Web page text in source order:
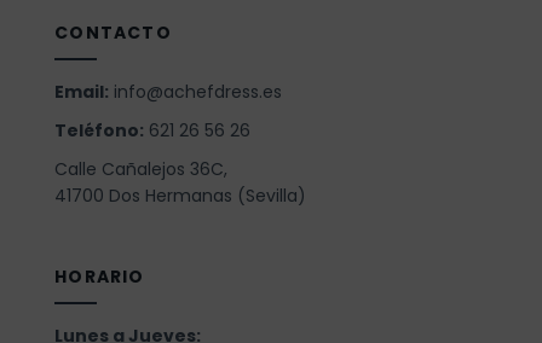
CONTACTO
Email: info@achefdress.es
Teléfono: 621 26 56 26
Calle Cañalejos 36C,
41700 Dos Hermanas (Sevilla)
HORARIO
Lunes a Jueves: